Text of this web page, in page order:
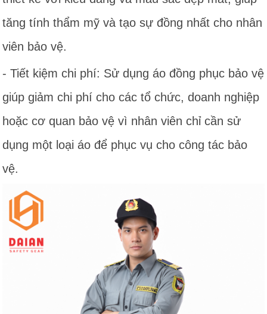
tăng tính thẩm mỹ và tạo sự đồng nhất cho nhân
viên bảo vệ.
- Tiết kiệm chi phí: Sử dụng áo đồng phục bảo vệ
giúp giảm chi phí cho các tổ chức, doanh nghiệp
hoặc cơ quan bảo vệ vì nhân viên chỉ cần sử
dụng một loại áo để phục vụ cho công tác bảo
vệ.